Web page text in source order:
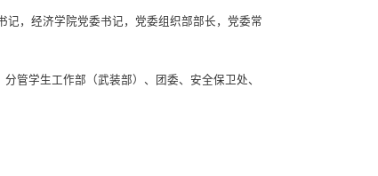
记，经济学院党委书记，党委组织部部长，党委常
管学生工作部（武装部）、团委、安全保卫处、